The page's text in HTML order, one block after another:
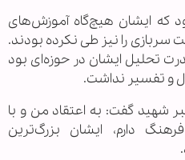
که ایشان هیچ‌گاه آموزش‌های
را نیز طی نکرده بودند.
تحلیل ایشان در حوزه‌ای بود
و تفسیر نداشت.
شهید گفت: به اعتقاد من و با
دارم، ایشان بزرگ‌ترین